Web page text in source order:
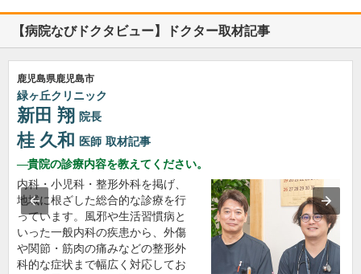
【病院なびドクタビュー】ドクター取材記事
鹿児島県鹿児島市
緑ヶ丘クリニック
新田 翔 院長
桂 久和 医師 取材記事
貴院の診療内容を教えてください。
内科・小児科・整形外科を掲げ、
地域に根ざした総合的な診療を行
っています。風邪や生活習慣病と
いった一般内科の疾患から、外傷
や関節・筋肉の痛みなどの整形外
科的な症状まで幅広く対応してお